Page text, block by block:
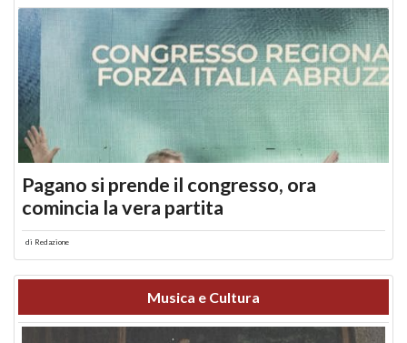
Pagano si prende il congresso, ora
comincia la vera partita
di Redazione
Musica e Cultura